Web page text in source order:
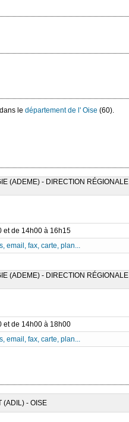
le département de l' Oise (60).
(ADEME) - DIRECTION RÉGIONALE
et de 14h00 à 16h15
email, fax, carte, plan...
(ADEME) - DIRECTION RÉGIONALE
et de 14h00 à 18h00
email, fax, carte, plan...
(ADIL) - OISE